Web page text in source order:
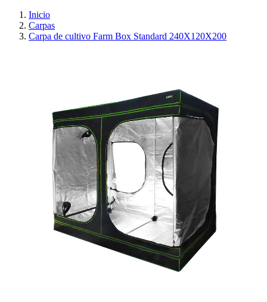
Inicio
Carpas
Carpa de cultivo Farm Box Standard 240X120X200